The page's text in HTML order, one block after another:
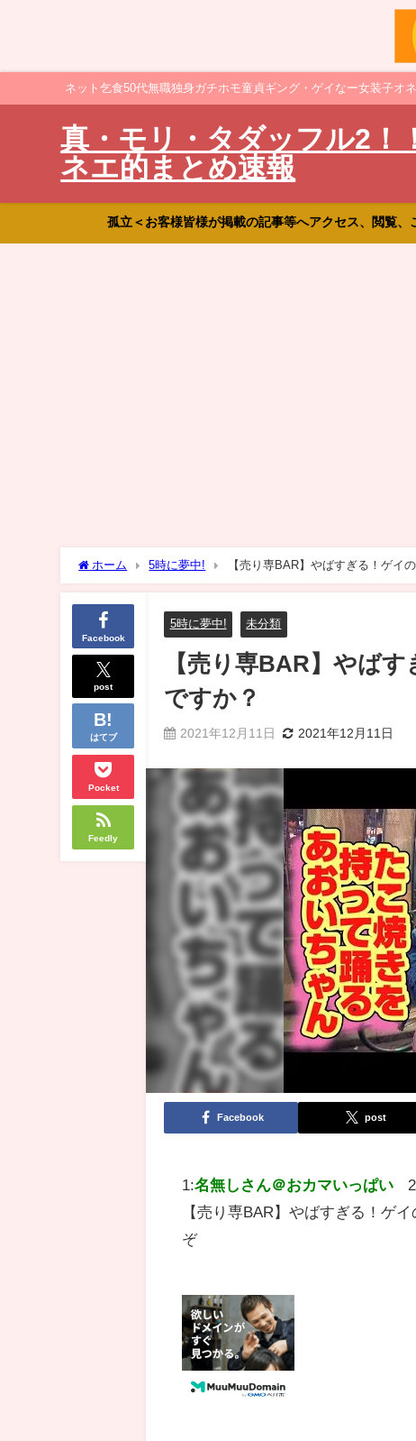
ネット乞食50代無職独身ガチホモ童貞ギング・ゲイなー女装子オ
真・モリ・タダッフル2！
ネエ的まとめ速報
孤立＜お客様皆様が掲載の記事等へアクセス、閲覧
ホーム 5時に夢中! 【売り専BAR】やばすぎる！ゲイ
Facebook
post
はてブ
Pocket
Feedly
5時に夢中! 未分類
【売り専BAR】やば
ですか？
2021年12月11日 2021年12月11日
Facebook post
1:名無しさん＠おカマいっぱい
【売り専BAR】やばすぎる！ゲ
ぞ